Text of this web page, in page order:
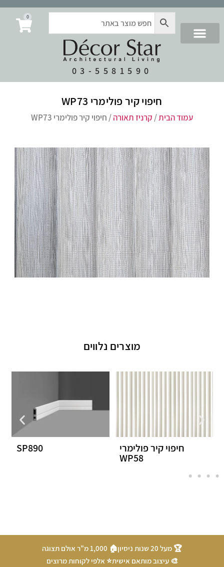
03-5581590
0
חיפוי קיר פולימרי WP73
עמוד הבית/ קרניז תאורה/ חיפוי קיר פולימרי WP73
מוצרים נלווים
חיפוי קיר פולימרי
WP58
SP890
🏆 מעל 20 שנות ניסיון
🏠 1,000 מ"ר אולם תצוגה
🎨 עיצוב מותאם אישית⭐ אלפי לקוחות מרוצים